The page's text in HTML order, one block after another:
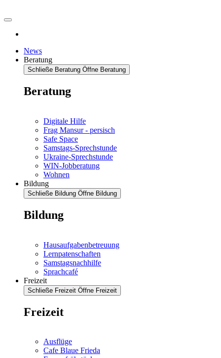
News
Beratung
Schließe Beratung Öffne Beratung
Beratung
Digitale Hilfe
Frag Mansur - persisch
Safe Space
Samstags-Sprechstunde
Ukraine-Sprechstunde
WIN-Jobberatung
Wohnen
Bildung
Schließe Bildung Öffne Bildung
Bildung
Hausaufgabenbetreuung
Lernpatenschaften
Samstagsnachhilfe
Sprachcafé
Freizeit
Schließe Freizeit Öffne Freizeit
Freizeit
Ausflüge
Cafe Blaue Frieda